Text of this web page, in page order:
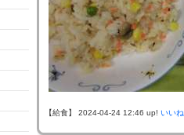
【給食】 2024-04-24 12:46 up! いい